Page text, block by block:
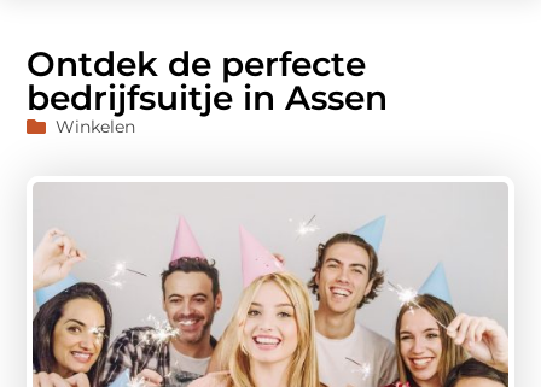
Ontdek de perfecte
bedrijfsuitje in Assen
Winkelen